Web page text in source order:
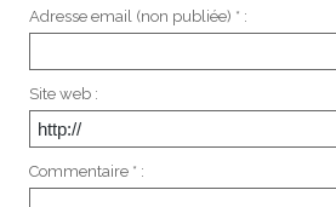
Adresse email (non publiée) * :
Site web :
Commentaire * :